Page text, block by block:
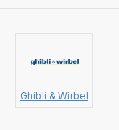
Ghibli & Wirbel